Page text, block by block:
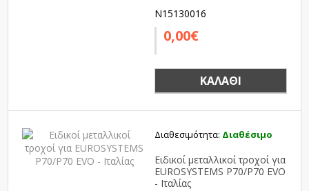
N15130016
0,00€
ΚΑΛΆΘΙ
Διαθεσιμότητα: Διαθέσιμο
Ειδικοί μεταλλικοί τροχοί για
EUROSYSTEMS P70/P70 EVO
- Ιταλίας